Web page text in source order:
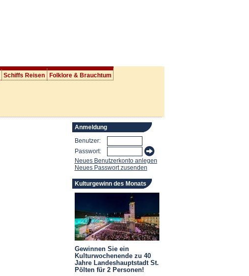
Schiffs Reisen Folklore & Brauchtum
Anmeldung
Benutzer:
Passwort:
Neues Benutzerkonto anlegen
Neues Passwort zusenden
Kulturgewinn des Monats
Gewinnen Sie ein
Kulturwochenende zu 40
Jahre Landeshauptstadt St.
Pölten für 2 Personen!